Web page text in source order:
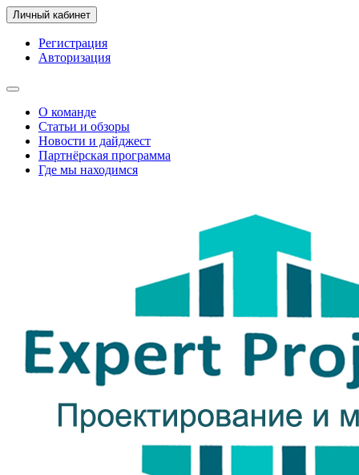
Личный кабинет
Регистрация
Авторизация
О команде
Статьи и обзоры
Новости и дайджест
Партнёрская программа
Где мы находимся